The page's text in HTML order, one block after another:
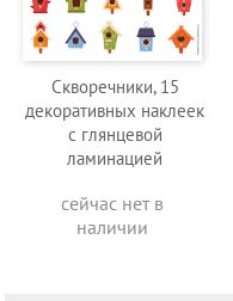
Скворечники, 15
декоративных наклеек
с глянцевой
ламинацией
сейчас нет в
наличии